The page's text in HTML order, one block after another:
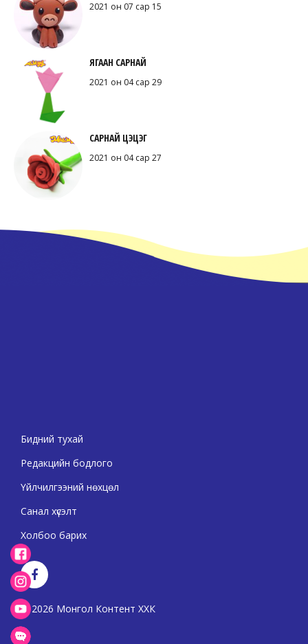
2021 он 07 сар 15
ЯГААН САРНАЙ
2021 он 04 сар 29
САРНАЙ ЦЭЦЭГ
2021 он 04 сар 27
Бидний тухай
Редакцийн бодлого
Үйлчилгээний нөхцөл
Санал хүсэлт
Холбоо барих
2026 Монгол Контент ХХК